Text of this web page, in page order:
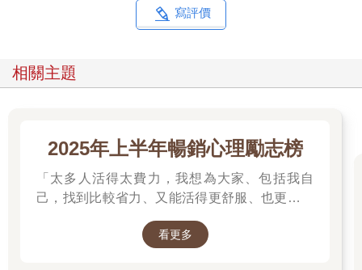
寫評價
相關主題
2025年上半年暢銷心理勵志榜
「太多人活得太費力，我想為大家、包括我自
己，找到比較省力、又能活得更舒服、也更滿足
2025網友們心靈療癒都在看這些↓↓↓↓
看更多